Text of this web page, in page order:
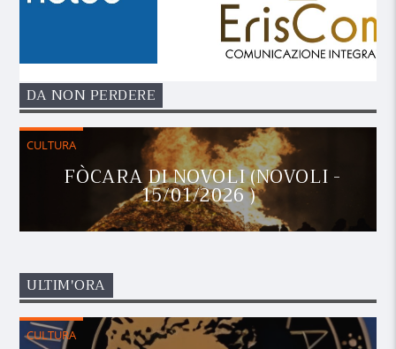
DA NON PERDERE
CULTURA
FÒCARA DI NOVOLI (NOVOLI -
15/01/2026 )
ULTIM'ORA
CULTURA